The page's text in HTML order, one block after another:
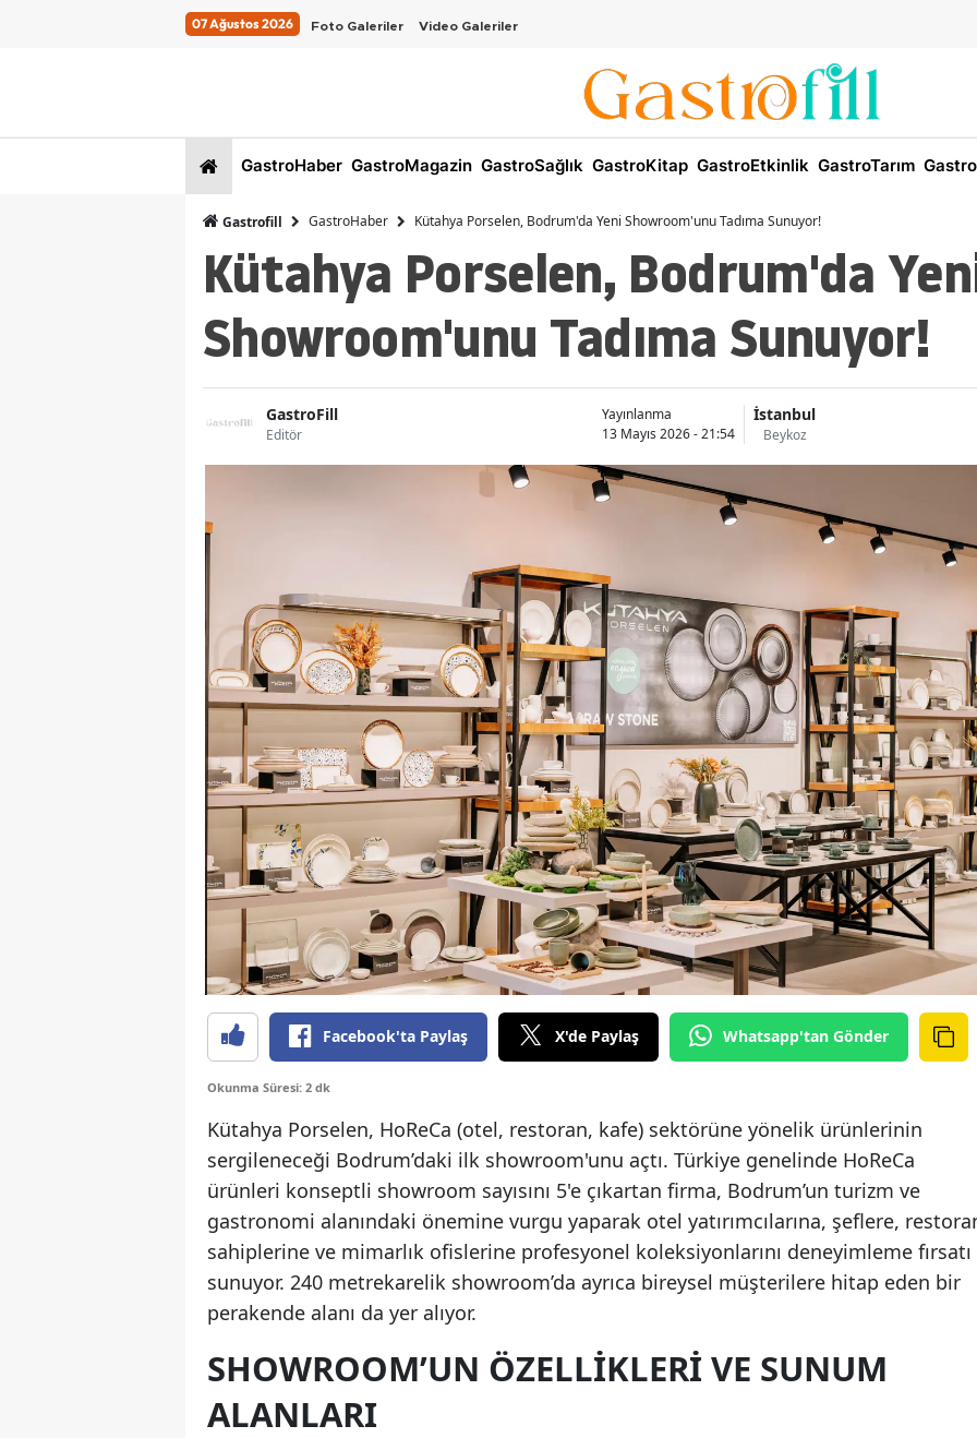
07 Ağustos 2026 Foto Galeriler Video Galeriler
GastroHaber GastroMagazin GastroSağlık GastroKitap GastroEtkinlik GastroTarım
Gastrofill GastroHaber Kütahya Porselen, Bodrum'da Yeni Showroom'unu Tadıma Sunuyor!
Kütahya Porselen, Bodrum'da
Showroom'unu Tadıma Sunuyor!
GastroFill
Editör
Yayınlanma
13 Mayıs 2026 - 21:54
İstanbul
Beykoz
Facebook'ta Paylaş X'de Paylaş Whatsapp'tan Gönder
Okunma Süresi: 2 dk
Kütahya Porselen, HoReCa (otel, restoran, kafe) sektörüne yönelik ürünlerinin
sergileneceği Bodrum’daki ilk showroom'unu açtı. Türkiye genelinde HoReCa
ürünleri konseptli showroom sayısını 5'e çıkartan firma, Bodrum’un turizm ve
gastronomi alanındaki önemine vurgu yaparak otel yatırımcılarına, şeflere,
sahiplerine ve mimarlık ofislerine profesyonel koleksiyonlarını deneyimleme fırsatı
sunuyor. 240 metrekarelik showroom’da ayrıca bireysel müşterilere hitap eden bir
perakende alanı da yer alıyor.
SHOWROOM’UN ÖZELLIKLERI VE SUNUM
ALANLARI